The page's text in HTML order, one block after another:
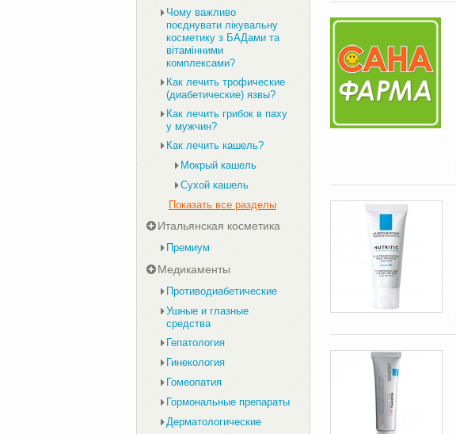
Чому важливо
поєднувати лікувальну
косметику з БАДами та
вітамінними
комплексами?
Как лечить трофические
(диабетические) язвы?
Как лечить грибок в паху
у мужчин?
Как лечить кашель?
Мокрый кашель
Сухой кашель
Показать все разделы
Итальянская косметика
Премиум
Медикаменты
Противодиабетические
Ушные и глазные
средства
Гепатология
Гинекология
Гомеопатия
Гормональные препараты
Дерматологические